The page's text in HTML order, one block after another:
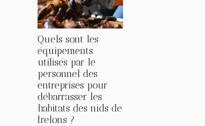
Quels sont les
équipements
utilisés par le
personnel des
entreprises pour
débarrasser les
habitats des nids de
frelons ?